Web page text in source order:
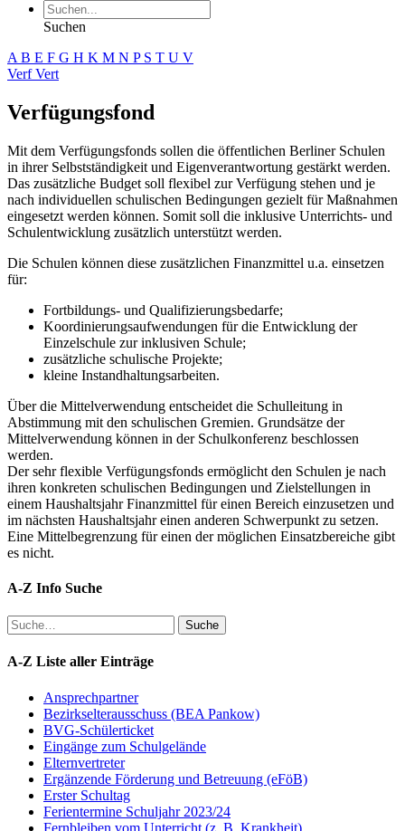
Suchen
A B E F G H K M N P S T U V
VerfVert
Verfügungsfond
Mit dem Verfügungsfonds sollen die öffentlichen Berliner Schulen
in ihrer Selbstständigkeit und Eigenverantwortung gestärkt werden.
Das zusätzliche Budget soll flexibel zur Verfügung stehen und je
nach individuellen schulischen Bedingungen gezielt für Maßnahmen
eingesetzt werden können. Somit soll die inklusive Unterrichts- und
Schulentwicklung zusätzlich unterstützt werden.
Die Schulen können diese zusätzlichen Finanzmittel u.a. einsetzen
für:
Fortbildungs- und Qualifizierungsbedarfe;
Koordinierungsaufwendungen für die Entwicklung der
Einzelschule zur inklusiven Schule;
zusätzliche schulische Projekte;
kleine Instandhaltungsarbeiten.
Über die Mittelverwendung entscheidet die Schulleitung in
Abstimmung mit den schulischen Gremien. Grundsätze der
Mittelverwendung können in der Schulkonferenz beschlossen
werden.
Der sehr flexible Verfügungsfonds ermöglicht den Schulen je nach
ihren konkreten schulischen Bedingungen und Zielstellungen in
einem Haushaltsjahr Finanzmittel für einen Bereich einzusetzen und
im nächsten Haushaltsjahr einen anderen Schwerpunkt zu setzen.
Eine Mittelbegrenzung für einen der möglichen Einsatzbereiche gibt
es nicht.
A-Z Info Suche
Suche Suche
A-Z Liste aller Einträge
Ansprechpartner
Bezirkselterausschuss (BEA Pankow)
BVG-Schülerticket
Eingänge zum Schulgelände
Elternvertreter
Ergänzende Förderung und Betreuung (eFöB)
Erster Schultag
Ferientermine Schuljahr 2023/24
Fernbleiben vom Unterricht (z. B. Krankheit)